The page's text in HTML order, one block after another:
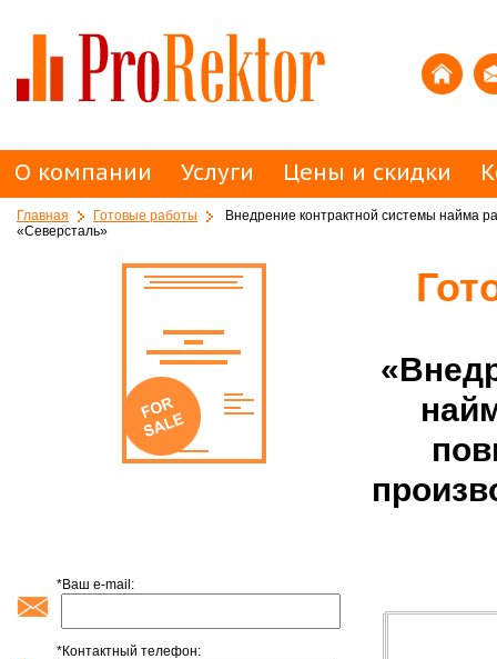
О компании Услуги Цены и скидки
Главная Готовые работы
Внедрение контрактной системы найма
«Северсталь»
*Ваш e-mail:
*Контактный телефон: